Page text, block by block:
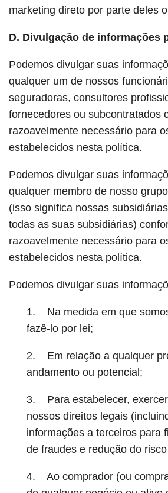
marketing direto por parte deles
D. Divulgação de informações
Podemos divulgar suas
qualquer um de nossos
seguradoras, consultores
fornecedores ou subcontratados
razoavelmente necessário para
estabelecidos nesta política.
Podemos divulgar suas
qualquer membro de nosso
(isso significa nossas
todas as suas subsidiárias)
razoavelmente necessário para
estabelecidos nesta política.
Podemos divulgar suas
1. Na medida em que
fazê-lo por lei;
2. Em relação a qualquer
andamento ou potencial;
3. Para estabelecer,
nossos direitos legais
informações a terceiros para
de fraudes e redução do
4. Ao comprador (ou